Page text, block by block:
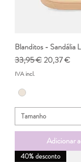
Blanditos - Sandália
Preço normal
33,95 €Preço
20,37 €
IVA incl.
Adicionar
40% desconto